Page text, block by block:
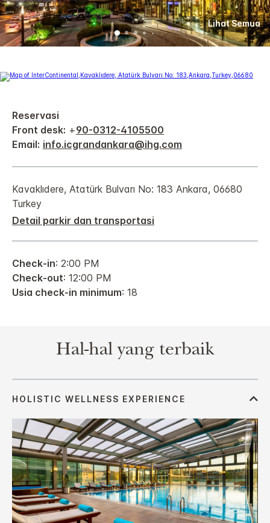
Lihat Semua
Reservasi
Front desk: +90-0312-4105500
Email: info.icgrandankara@ihg.com
Kavaklıdere, Atatürk Bulvarı No: 183 Ankara, 06680
Turkey
Detail parkir dan transportasi
Check-in: 2:00 PM
Check-out: 12:00 PM
Usia check-in minimum: 18
Hal-hal yang terbaik